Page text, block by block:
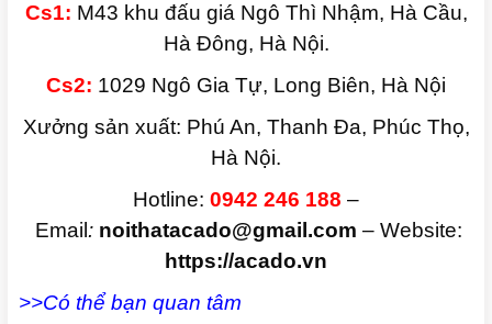
Cs1: M43 khu đấu giá Ngô Thì Nhậm, Hà Cầu,
Hà Đông, Hà Nội.
Cs2: 1029 Ngô Gia Tự, Long Biên, Hà Nội
Xưởng sản xuất: Phú An, Thanh Đa, Phúc Thọ,
Hà Nội.
Hotline: 0942 246 188 –
Email : noithatacado@gmail.com – Website:
https://acado.vn
>>Có thể bạn quan tâm